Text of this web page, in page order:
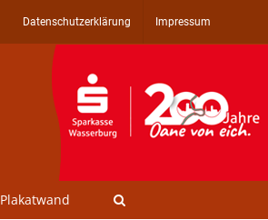
Datenschutzerklärung Impressum
Plakatwand